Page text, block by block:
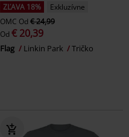
ZĽAVA 18%
Exkluzívne
OMC Od € 24,99
Od € 20,39
Flag Linkin Park Tričko